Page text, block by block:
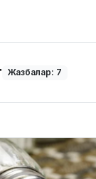
Жазбалар: 7